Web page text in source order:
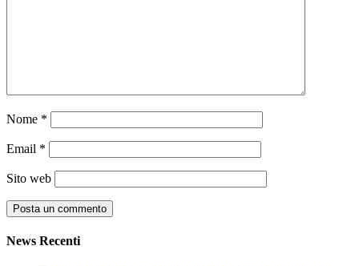
Nome *
Email *
Sito web
News Recenti